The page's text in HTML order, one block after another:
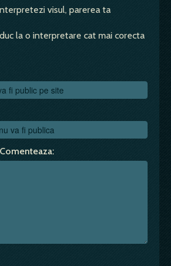
visul, parerea ta
la o interpretare cat mai corecta